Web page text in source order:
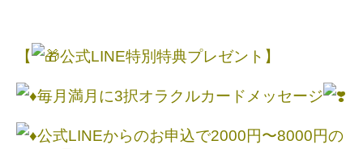
【 公式LINE特別特典プレゼント】
毎月満月に3択オラクルカードメッセージ
公式LINEからのお申込で2000円〜8000円の